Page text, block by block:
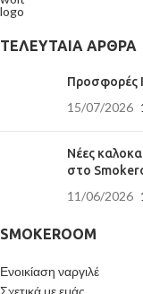
ΤΕΛΕΥΤΑΊΑ ΆΡΘΡΑ
Προσφορές
15/07/2026
Νέες
στο
11/06/2026
SMOKEROOM
Ενοικίαση ναργιλέ
Σχετικά με εμάς